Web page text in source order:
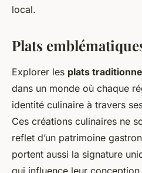
local.
Plats
Explorer les plats
dans un monde où chaque
identité culinaire à travers
Ces créations culinaires ne
reflet d’un patrimoine
portent aussi la signature